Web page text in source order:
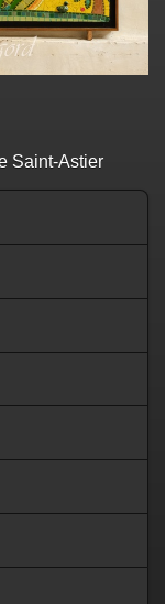
Saint-Astier